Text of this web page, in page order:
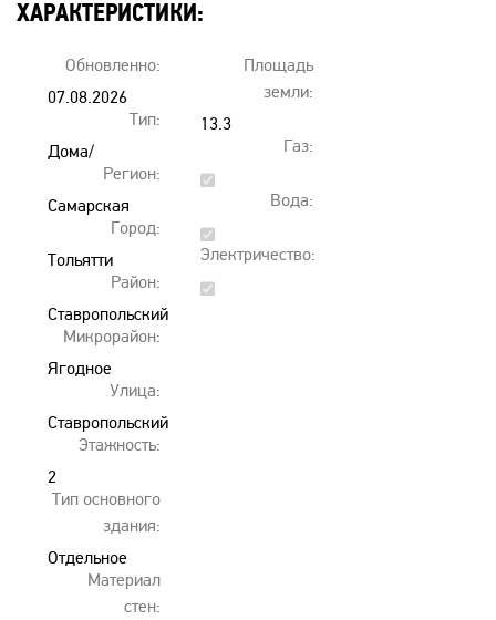
ХАРАКТЕРИСТИКИ:
Обновленно:
07.08.2026
Тип:
Дома/
КоттеджиРегион:
Самарская
Город:
Тольятти
Район:
Ставропольский
Микрорайон:
Ягодное
Улица:
Ставропольский
районЭтажность:
2
Тип основного
здания:
Отдельное
Материал
стен:
Площадь
земли:
13.3
Газ:
Вода:
Электричество: